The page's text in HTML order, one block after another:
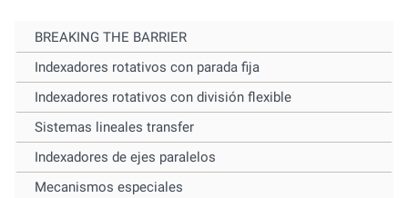
BREAKING THE BARRIER
Indexadores rotativos con parada fija
Indexadores rotativos con división flexible
Sistemas lineales transfer
Indexadores de ejes paralelos
Mecanismos especiales